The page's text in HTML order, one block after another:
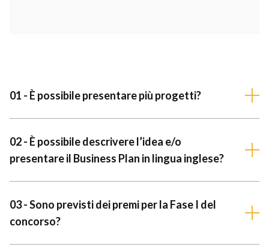
01 - È possibile presentare più progetti?
02 - È possibile descrivere l’idea e/o
presentare il Business Plan in lingua inglese?
03 - Sono previsti dei premi per la Fase I del
concorso?